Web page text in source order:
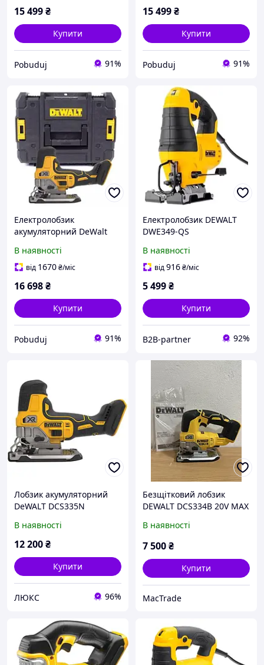
15 499₴
Купити
Pobuduj 91%
15 499₴
Купити
Pobuduj 91%
Електролобзик
акумуляторний DeWalt
В наявності
від 1670₴/міс
16 698₴
Купити
Pobuduj 91%
Електролобзик DEWALT
DWE349-QS
В наявності
від916₴/міс
5 499₴
Купити
B2B-partner 92%
Лобзик акумуляторний
DeWALT DCS335N
В наявності
12 200₴
Купити
ЛЮКС 96%
Безщітковий лобзик
DEWALT DCS334B 20V MAX
В наявності
7 500₴
Купити
MacTrade